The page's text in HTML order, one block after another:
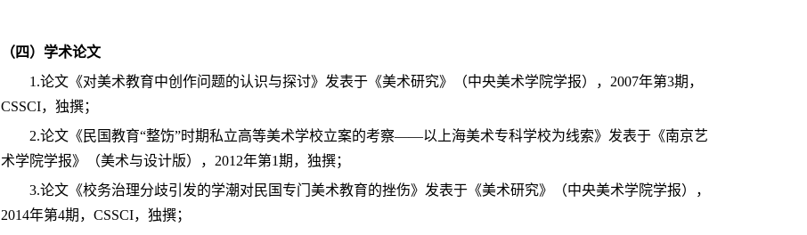
（四）学术论文
1.论文《对美术教育中创作问题的认识与探讨》发表于《美术研究》（中央美术学院学报），2007年第3期，
CSSCI，独撰；
2.论文《民国教育“整饬”时期私立高等美术学校立案的考察——以上海美术专科学校为线索》发表于《南京艺
术学院学报》（美术与设计版），2012年第1期，独撰；
3.论文《校务治理分歧引发的学潮对民国专门美术教育的挫伤》发表于《美术研究》（中央美术学院学报），
2014年第4期，CSSCI，独撰；